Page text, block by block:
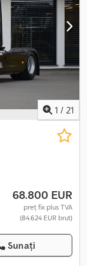
franceză,
rusă,
MARTYNA
de realizare 1-2
CONTACT
350 350
691 360 360
strada Pałucka 11.
1 / 21
68.800 EUR
preț fix plus TVA
(84.624 EUR brut)
Sunați